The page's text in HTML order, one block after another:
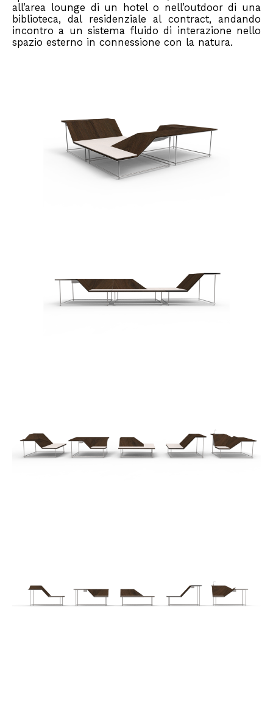
all’area lounge di un hotel o nell’outdoor di una
biblioteca, dal residenziale al contract, andando
incontro a un sistema fluido di interazione nello
spazio esterno in connessione con la natura.